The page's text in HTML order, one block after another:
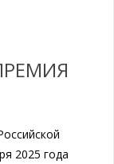
2025 года